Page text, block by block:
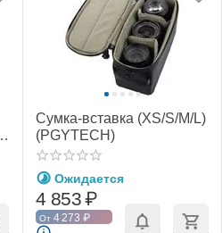
Сумка-вставка (XS/S/M/L)
(PGYTECH)
Ожидается
4 853₽
От 4 273 ₽